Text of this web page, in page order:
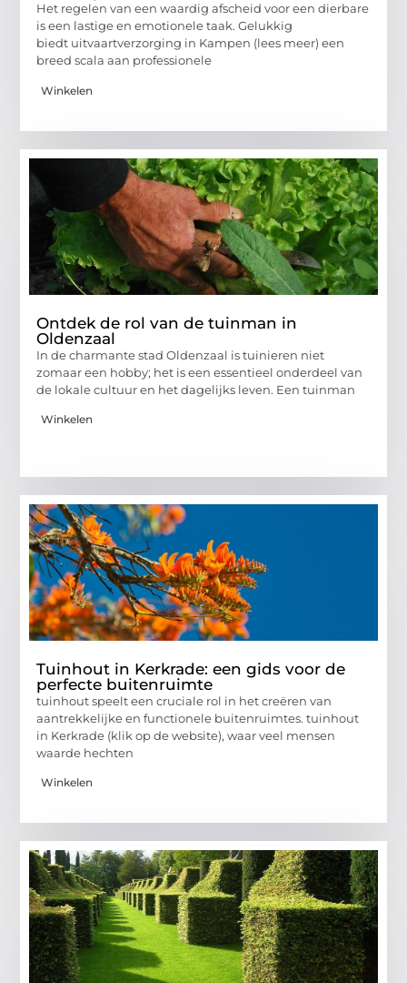
Het regelen van een waardig afscheid voor een dierbare
is een lastige en emotionele taak. Gelukkig
biedt uitvaartverzorging in Kampen (lees meer) een
breed scala aan professionele
Winkelen
Ontdek de rol van de tuinman in
Oldenzaal
In de charmante stad Oldenzaal is tuinieren niet
zomaar een hobby; het is een essentieel onderdeel van
de lokale cultuur en het dagelijks leven. Een tuinman
Winkelen
Tuinhout in Kerkrade: een gids voor de
perfecte buitenruimte
tuinhout speelt een cruciale rol in het creëren van
aantrekkelijke en functionele buitenruimtes. tuinhout
in Kerkrade (klik op de website), waar veel mensen
waarde hechten
Winkelen